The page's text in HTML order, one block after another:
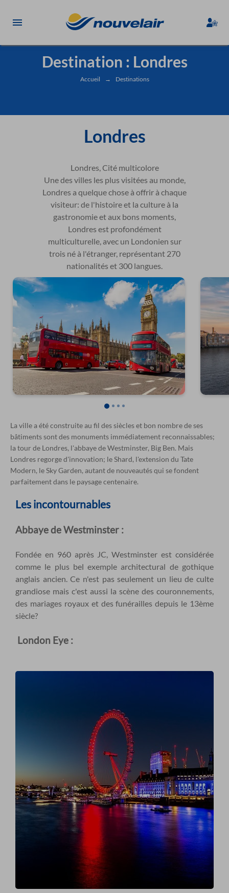
Destination : Londres
Accueil → Destinations
Londres
Londres, Cité multicolore
Une des villes les plus visitées au monde,
Londres a quelque chose à offrir à chaque
visiteur: de l'histoire et la culture à la
gastronomie et aux bons moments,
Londres est profondément
multiculturelle, avec un Londonien sur
trois né à l'étranger, représentant 270
nationalités et 300 langues.
La ville a été construite au fil des siècles et bon nombre de ses
bâtiments sont des monuments immédiatement reconnaissables;
la tour de Londres, l'abbaye de Westminster, Big Ben. Mais
Londres regorge d'innovation; le Shard, l'extension du Tate
Modern, le Sky Garden, autant de nouveautés qui se fondent
parfaitement dans le paysage centenaire.
Les incontournables
Abbaye de Westminster :
Fondée en 960 après JC, Westminster est considérée
comme le plus bel exemple architectural de gothique
anglais ancien. Ce n'est pas seulement un lieu de culte
grandiose mais c'est aussi la scène des couronnements,
des mariages royaux et des funérailles depuis le 13ème
siècle?
London Eye :